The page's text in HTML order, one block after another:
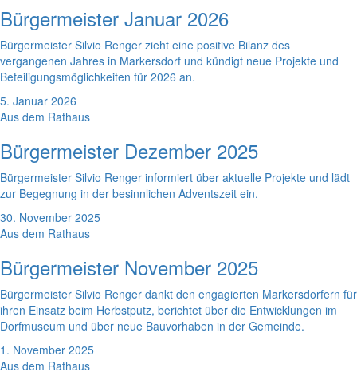
Bürgermeister Januar 2026
Bürgermeister Silvio Renger zieht eine positive Bilanz des
vergangenen Jahres in Markersdorf und kündigt neue Projekte und
Beteiligungsmöglichkeiten für 2026 an.
5. Januar 2026
Aus dem Rathaus
Bürgermeister Dezember 2025
Bürgermeister Silvio Renger informiert über aktuelle Projekte und lädt
zur Begegnung in der besinnlichen Adventszeit ein.
30. November 2025
Aus dem Rathaus
Bürgermeister November 2025
Bürgermeister Silvio Renger dankt den engagierten Markersdorfern für
ihren Einsatz beim Herbstputz, berichtet über die Entwicklungen im
Dorfmuseum und über neue Bauvorhaben in der Gemeinde.
1. November 2025
Aus dem Rathaus